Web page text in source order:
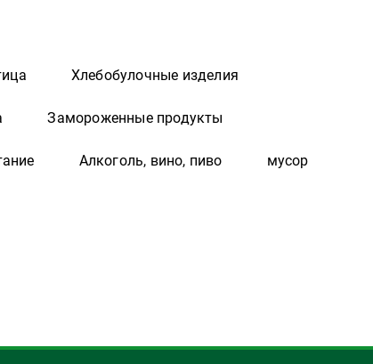
Хлебобулочные изделия
Замороженные продукты
Алкоголь, вино, пиво мусор